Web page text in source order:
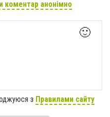
коментар анонімно
🙂
з Правилами сайту